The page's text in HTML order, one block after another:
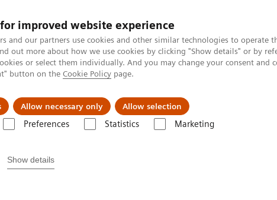
improved website experience
and our partners use cookies and other similar technologies to operate
out more about how we use cookies by clicking "Show details" or by
or select them individually. And you may change your consent and
button on the Cookie Policy page.
Allow necessary only Allow selection
Preferences Statistics Marketing
Show details
Clínicas Servicios post venta
D-Dimer